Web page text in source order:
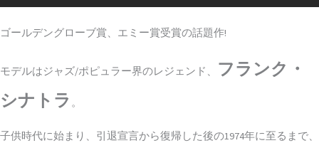
ゴールデングローブ賞、エミー賞受賞の話題作!
モデルはジャズ/ポピュラー界のレジェンド、
フランク・
シナトラ 。
子供時代に始まり、引退宣言から復帰した後の1974年に至るまで、